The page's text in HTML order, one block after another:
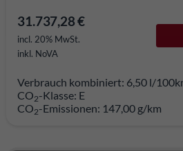
31.737,28 €
incl. 20% MwSt.
inkl. NoVA
Verbrauch kombiniert: 6,50 l/
CO2-Klasse: E
CO2-Emissionen: 147,00 g/km